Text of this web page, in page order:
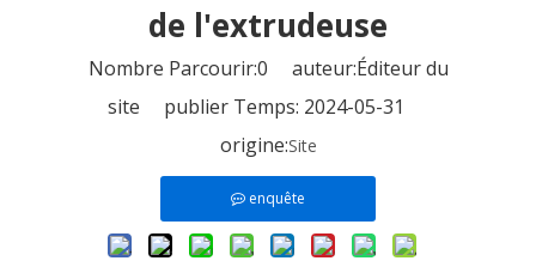
de l'extrudeuse
Nombre Parcourir:0 auteur:Éditeur du
site publier Temps: 2024-05-31
origine:Site
enquête